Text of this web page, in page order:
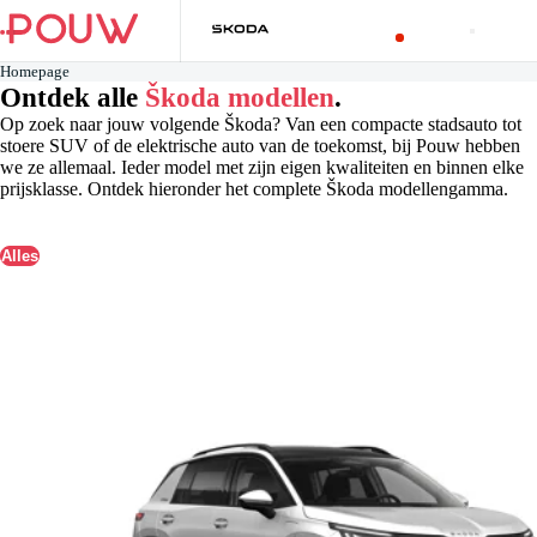
Homepage
Ontdek alle Škoda modellen.
Op zoek naar jouw volgende Škoda? Van een compacte stadsauto tot
stoere SUV of de elektrische auto van de toekomst, bij Pouw hebben
we ze allemaal. Ieder model met zijn eigen kwaliteiten en binnen elke
prijsklasse. Ontdek hieronder het complete Škoda modellengamma.
Alles